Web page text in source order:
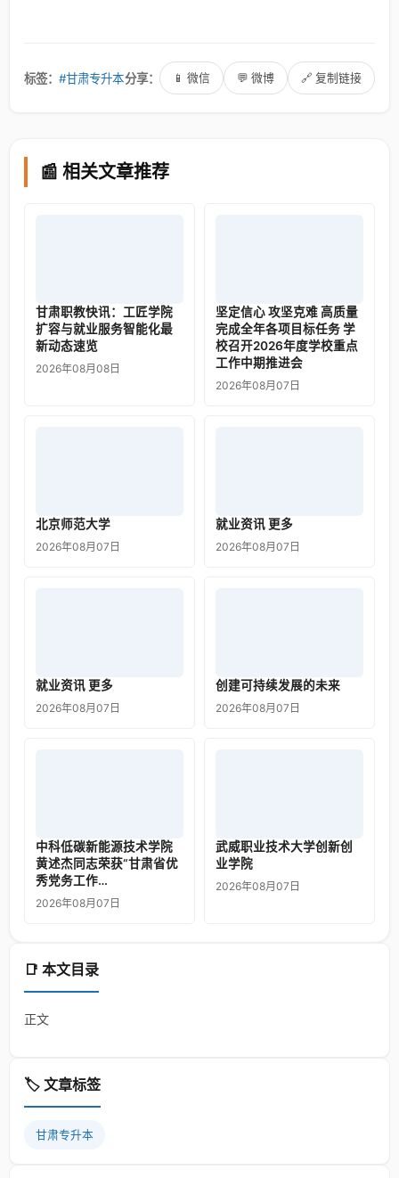
📑 本文目录
正文
🏷️ 文章标签
甘肃专升本
标签： #甘肃专升本分享： 📱 微信 💬 微博 🔗 复制链接
📰 相关文章推荐
甘肃职教快讯：工匠学院
扩容与就业服务智能化最
新动态速览
2026年08月08日
坚定信心 攻坚克难 高质量
完成全年各项目标任务 学
校召开2026年度学校重点
工作中期推进会
2026年08月07日
北京师范大学
2026年08月07日
就业资讯 更多
2026年08月07日
就业资讯 更多
2026年08月07日
创建可持续发展的未来
2026年08月07日
中科低碳新能源技术学院
黄述杰同志荣获“甘肃省优
秀党务工作…
2026年08月07日
武威职业技术大学创新创
业学院
2026年08月07日